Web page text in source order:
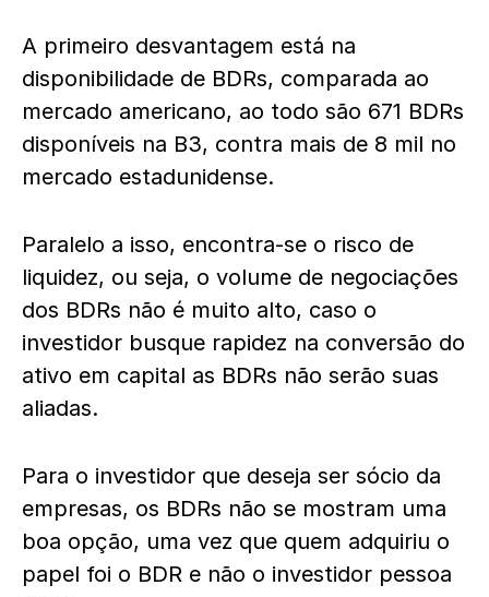
A primeiro desvantagem está na
disponibilidade de BDRs, comparada ao
mercado americano, ao todo são 671 BDRs
disponíveis na B3, contra mais de 8 mil no
mercado estadunidense.
Paralelo a isso, encontra-se o risco de
liquidez, ou seja, o volume de negociações
dos BDRs não é muito alto, caso o
investidor busque rapidez na conversão do
ativo em capital as BDRs não serão suas
aliadas.
Para o investidor que deseja ser sócio da
empresas, os BDRs não se mostram uma
boa opção, uma vez que quem adquiriu o
papel foi o BDR e não o investidor pessoa